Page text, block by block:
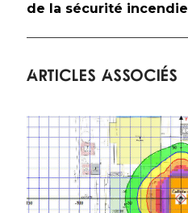
de la sécurité incendie
Articles associés